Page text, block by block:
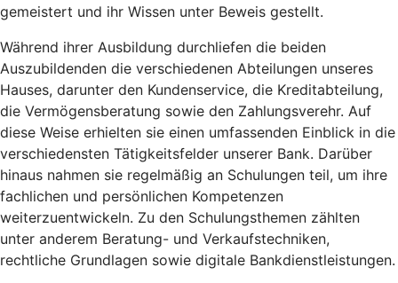
gemeistert und ihr Wissen unter Beweis gestellt.
Während ihrer Ausbildung durchliefen die beiden
Auszubildenden die verschiedenen Abteilungen unseres
Hauses, darunter den Kundenservice, die Kreditabteilung,
die Vermögensberatung sowie den Zahlungsverehr. Auf
diese Weise erhielten sie einen umfassenden Einblick in die
verschiedensten Tätigkeitsfelder unserer Bank. Darüber
hinaus nahmen sie regelmäßig an Schulungen teil, um ihre
fachlichen und persönlichen Kompetenzen
weiterzuentwickeln. Zu den Schulungsthemen zählten
unter anderem Beratung- und Verkaufstechniken,
rechtliche Grundlagen sowie digitale Bankdienstleistungen.